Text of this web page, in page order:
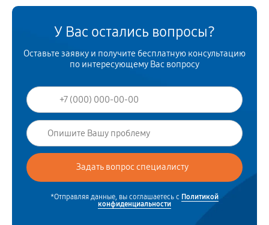
У Вас остались вопросы?
Оставьте заявку и получите бесплатную консультацию
по интересующему Вас вопросу
*Отправляя данные, вы соглашаетесь с Политикой
конфиденциальности